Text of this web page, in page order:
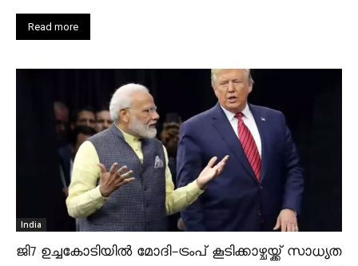
Read more
India
ജി7 ഉച്ചകോടിയിൽ മോദി-ട്രംപ് കൂടിക്കാഴ്ചയ്ക്ക് സാധ്യത